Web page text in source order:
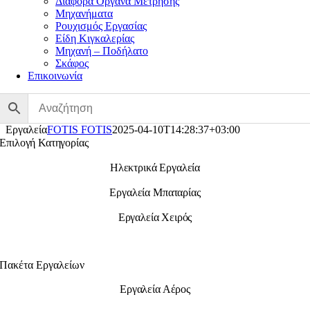
Μηχανήματα
Ρουχισμός Εργασίας
Είδη Κιγκαλερίας
Μηχανή – Ποδήλατο
Σκάφος
Επικοινωνία
ΕργαλείαFOTIS FOTIS2025-04-10T14:28:37+03:00
Επιλογή Κατηγορίας
Ηλεκτρικά Εργαλεία
Εργαλεία Μπαταρίας
Εργαλεία Χειρός
Πακέτα Εργαλείων
Εργαλεία Αέρος